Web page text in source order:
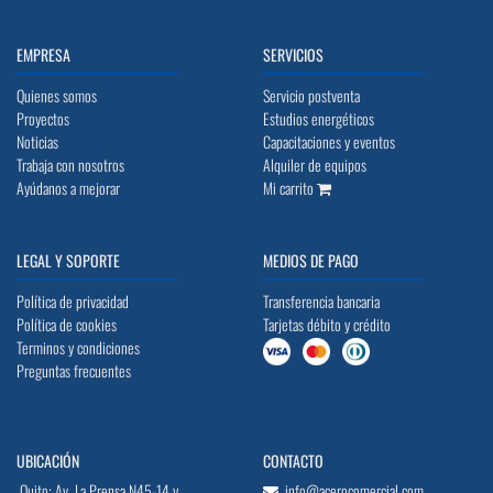
EMPRESA
Quienes somos
Proyectos
Noticias
Trabaja con nosotros
Ayúdanos a mejorar
SERVICIOS
Servicio postventa
Estudios energéticos
Capacitaciones y eventos
Alquiler de equipos
Mi carrito
LEGAL Y SOPORTE
Política de privacidad
Política de cookies
Terminos y condiciones
Preguntas frecuentes
MEDIOS DE PAGO
Transferencia bancaria
Tarjetas débito y crédito
UBICACIÓN
CONTACTO